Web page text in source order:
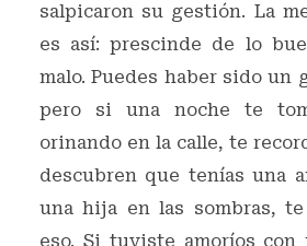
salpicaron su gestión. La
es así: prescinde de lo
malo. Puedes haber sido un
pero si una noche te
orinando en la calle, te
descubren que tenías una
una hija en las sombras,
eso. Si tuviste amoríos con